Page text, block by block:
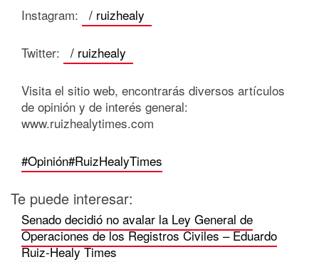
Instagram: / ruizhealy
Twitter: / ruizhealy
Visita el sitio web, encontrarás diversos artículos
de opinión y de interés general:
www.ruizhealytimes.com
#Opinión#RuizHealyTimes
Te puede interesar:
Senado decidió no avalar la Ley General de
Operaciones de los Registros Civiles – Eduardo
Ruiz-Healy Times